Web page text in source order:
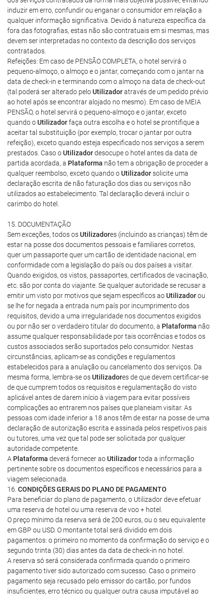
induzir em erro, confundir ou enganar o consumidor em relação a
qualquer informação significativa. Devido à natureza específica da
fora das fotografias, estas não são contratuais em si mesmas, mas
devem ser interpretadas no contexto da descrição dos serviços
contratados.
Refeições: Em caso de PENSÃO COMPLETA, o hotel servirá o
pequeno-almoço, o almoço e o jantar, começando com o jantar na
data de check-in e terminando com o almoço na data de check-out
(tal poderá ser alterado peloUtilizadoratravés de um pedido prévio
ao hotel após se encontrar alojado no mesmo). Em caso de MEIA
PENSÃO, o hotel servirá o pequeno-almoço e o jantar, exceto
quando oUtilizadorfaça outra escolha e o hotel se prontifique a
aceitar tal substituição (por exemplo, trocar o jantar por outra
refeição), exceto quando esteja especificado nos serviços a serem
prestados. Caso oUtilizadordesocupe o hotel antes da data de
partida acordada, a Plataforma não tem a obrigação de proceder a
qualquer reembolso, exceto quando oUtilizadorsolicite uma
declaração escrita de não faturação dos dias ou serviços não
utilizados ao estabelecimento. Tal declaração deverá incluir o
carimbo do hotel.
15. DOCUMENTAÇÃO
Sem exceções, todos osUtilizadores (incluindo as crianças) têm de
estar na posse dos documentos pessoais e familiares corretos,
quer um passaporte quer um cartão de identidade nacional, em
conformidade com a legislação do país ou dos países a visitar.
Quando exigidos, os vistos, passaportes, certificados de vacinação,
etc. são por conta do viajante. Se qualquer autoridade se recusar a
emitir um visto por motivos que sejam específicos aoUtilizadorou
se lhe for negada a entrada num país por incumprimento dos
requisitos, devido a uma irregularidade nos documentos exigidos
ou por não ser o verdadeiro titular do documento, a Plataforma não
assume qualquer responsabilidade por tais ocorrências e todos os
custos associados serão suportados pelo consumidor. Nestas
circunstâncias, aplicam-se as condições e regulamentos
estabelecidos para a anulação ou cancelamento dos serviços. Da
mesma forma, lembra-se osUtilizadores de que devem certificar-se
de que cumprem todos os requisitos e regulamentação do visto
aplicável antes de darem início à viagem para evitar possíveis
complicações ao entrarem nos países que planeiam visitar. As
pessoas com idade inferior a 18 anos têm de estar na posse de uma
declaração de autorização escrita e assinada pelos respetivos pais
ou tutores, uma vez que tal pode ser solicitada por qualquer
autoridade competente.
A Plataforma deverá fornecer aoUtilizadortoda a informação
pertinente sobre os documentos específicos e necessários para a
viagem selecionada.
16. CONDIÇÕES GERAIS DO PLANO DE PAGAMENTO
Para beneficiar do plano de pagamento, o Utilizador deve efetuar
uma reserva de hotel ou uma reserva de voo + hotel.
O preço mínimo da reserva será de 200 euros, ou o seu equivalente
em GBP ou USD. O montante total será dividido em dois
pagamentos: o primeiro no momento da confirmação do serviço e o
segundo trinta (30) dias antes da data de check-in no hotel.
A reserva só será considerada confirmada quando o primeiro
pagamento tiver sido autorizado com sucesso. Caso o primeiro
pagamento seja recusado pelo emissor do cartão, por fundos
insuficientes, erro técnico ou qualquer outra causa imputável ao